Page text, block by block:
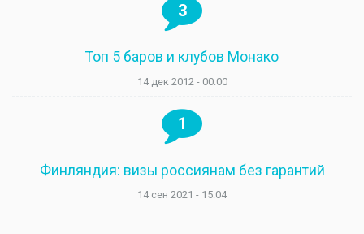
3
Топ 5 баров и клубов Монако
14 дек 2012 - 00:00
1
Финляндия: визы россиянам без гарантий
14 сен 2021 - 15:04